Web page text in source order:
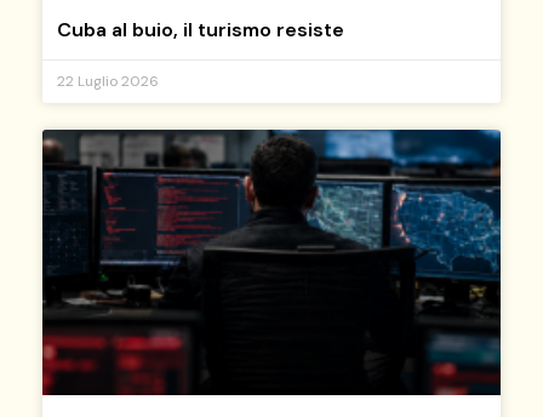
Cuba al buio, il turismo resiste
22 Luglio 2026